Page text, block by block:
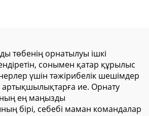
төбенің орнатылуы ішкі
сонымен қатар құрылыс
үшін тәжірибелік шешімдер
ие. Орнату
ең маңызды
бірі, себебі маман командалар